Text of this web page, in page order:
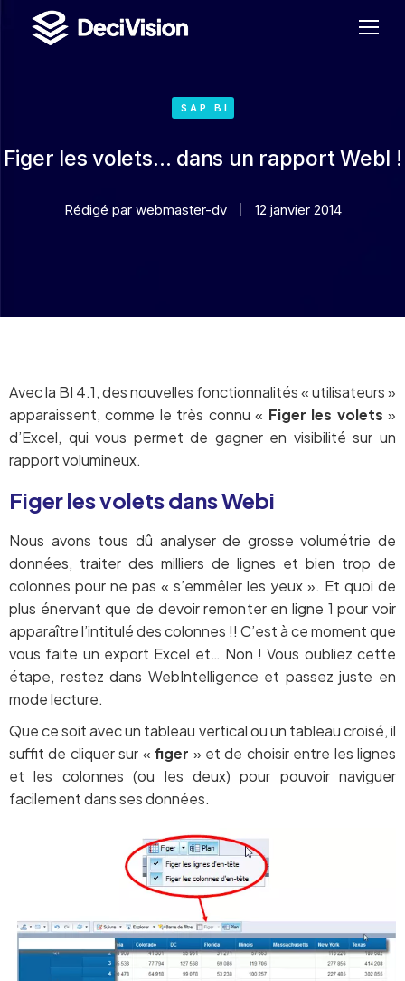
SAP BI
Figer les volets… dans un rapport WebI !
Rédigé parwebmaster-dv 12 janvier 2014
Avec la BI 4.1, des nouvelles fonctionnalités « utilisateurs »
apparaissent, comme le très connu « Figer les volets »
d’Excel, qui vous permet de gagner en visibilité sur un
rapport volumineux.
Figer les volets dans Webi
Nous avons tous dû analyser de grosse volumétrie de
données, traiter des milliers de lignes et bien trop de
colonnes pour ne pas « s’emmêler les yeux ». Et quoi de
plus énervant que de devoir remonter en ligne 1 pour voir
apparaître l’intitulé des colonnes !! C’est à ce moment que
vous faite un export Excel et… Non ! Vous oubliez cette
étape, restez dans WebIntelligence et passez juste en
mode lecture.
Que ce soit avec un tableau vertical ou un tableau croisé, il
suffit de cliquer sur «figer » et de choisir entre les lignes
et les colonnes (ou les deux) pour pouvoir naviguer
facilement dans ses données.